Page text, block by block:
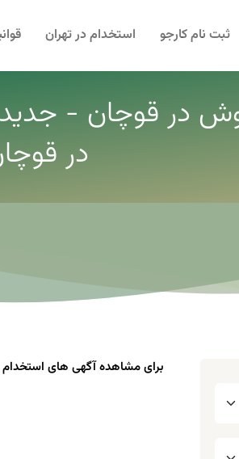
ثبت نام کارجو استخدام در تهران
در قوچان -
در
برای مشاهده آگهی های